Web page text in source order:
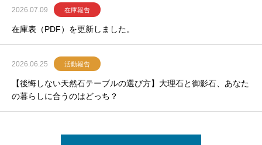
2026.07.09 在庫報告
在庫表（PDF）を更新しました。
2026.06.25 活動報告
【後悔しない天然石テーブルの選び方】大理石と御影石、あなた
の暮らしに合うのはどっち？